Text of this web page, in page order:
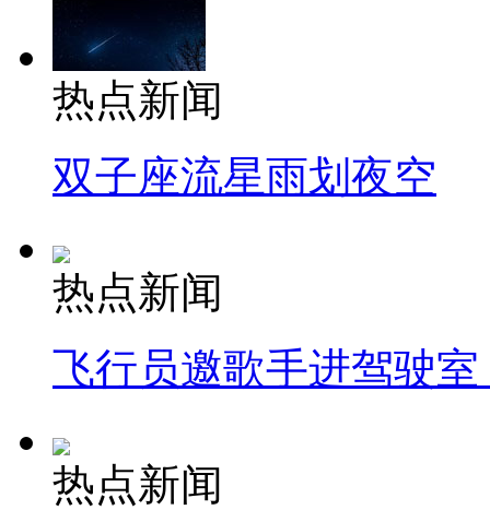
热点新闻
双子座流星雨划夜空
热点新闻
飞行员邀歌手进驾驶
热点新闻